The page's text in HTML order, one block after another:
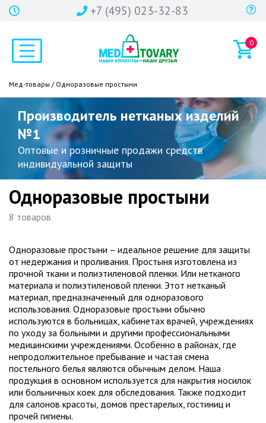
+7 (495) 023-32-83
0
Мед-товары / Одноразовые простыни
Производитель нетканых изделий
№1
Оптовые и розничные продажи средств
индивидуальной защиты
Одноразовые простыни
8 товаров
Одноразовые простыни – идеальное решение для защиты
от недержания и проливания. Простыня изготовлена ​​из
прочной ткани и полиэтиленовой пленки. Или нетканого
материала и полиэтиленовой пленки. Этот нетканый
материал, предназначенный для одноразового
использования. Одноразовые простыни обычно
используются в больницах, кабинетах врачей, учреждениях
по уходу за больными и другими профессиональными
медицинскими учреждениями. Особенно в районах, где
непродолжительное пребывание и частая смена
постельного белья являются обычным делом. Наша
продукция в основном используется для накрытия носилок
или больничных коек для обследования. Также подходит
для салонов красоты, домов престарелых, гостиниц и
прочей гигиены.